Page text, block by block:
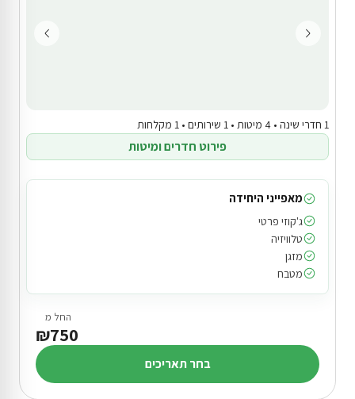
1 חדרי שינה • 4 מיטות • 1 שירותים • 1 מקלחות
פירוט חדרים ומיטות
מאפייני היחידה
ג'קוזי פרטי
טלוויזיה
מזגן
מטבח
החל מ
₪750
בחר תאריכים